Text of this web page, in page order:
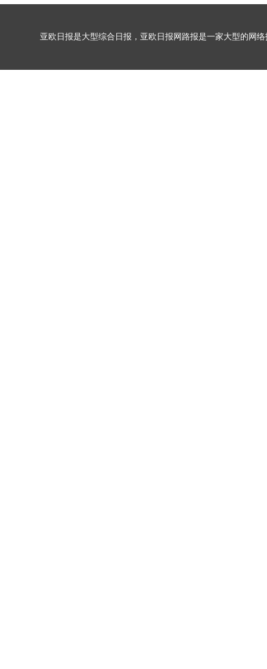
亚欧日报是大型综合日报，亚欧日报网路报是一家大型的网